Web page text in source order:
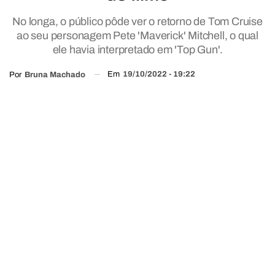
No longa, o público pôde ver o retorno de Tom Cruise
ao seu personagem Pete 'Maverick' Mitchell, o qual
ele havia interpretado em 'Top Gun'.
Por Bruna Machado Em 19/10/2022 - 19:22